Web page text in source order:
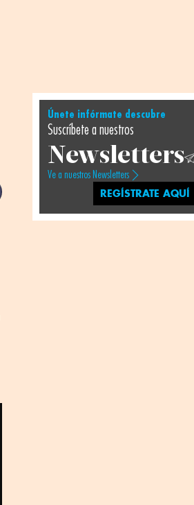
Únete infórmate descubre
Suscríbete a nuestros
Newsletters
Ve a nuestros Newsletters
REGÍSTRATE AQUÍ